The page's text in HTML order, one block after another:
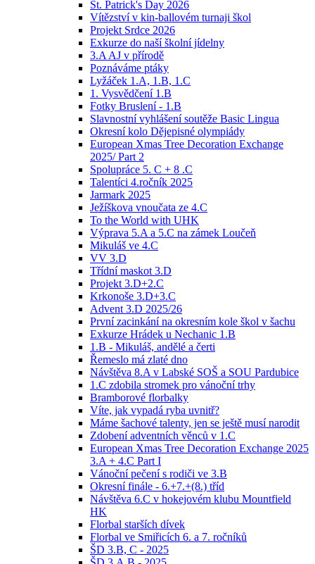
St. Patrick's Day 2026
Vítězství v kin-ballovém turnaji škol
Projekt Srdce 2026
Exkurze do naší školní jídelny
3.A AJ v přírodě
Poznáváme ptáky
Lyžáček 1.A, 1.B, 1.C
1. Vysvědčení 1.B
Fotky Bruslení - 1.B
Slavnostní vyhlášení soutěže Basic Lingua
Okresní kolo Dějepisné olympiády
European Xmas Tree Decoration Exchange
2025/ Part 2
Spolupráce 5. C + 8 .C
Talentíci 4.ročník 2025
Jarmark 2025
Ježíškova vnoučata ze 4.C
To the World with UHK
Výprava 5.A a 5.C na zámek Loučeň
Mikuláš ve 4.C
VV 3.D
Třídní maskot 3.D
Projekt 3.D+2.C
Krkonoše 3.D+3.C
Advent 3.D 2025/26
První zacinkání na okresním kole škol v šachu
Exkurze Hrádek u Nechanic 1.B
1.B - Mikuláš, andělé a čerti
Řemeslo má zlaté dno
Návštěva 8.A v Labské SOŠ a SOU Pardubice
1.C zdobila stromek pro vánoční trhy
Bramborové florbalky
Víte, jak vypadá ryba uvnitř?
Máme šachové talenty, jen se ještě musí narodit
Zdobení adventních věnců v 1.C
European Xmas Tree Decoration Exchange 2025
3.A + 4.C Part I
Vánoční pečení s rodiči ve 3.B
Okresní finále - 6.+7.+(8.) tříd
Návštěva 6.C v hokejovém klubu Mountfield
HK
Florbal starších dívek
Florbal ve Smiřicích 6. a 7. ročníků
ŠD 3.B, C - 2025